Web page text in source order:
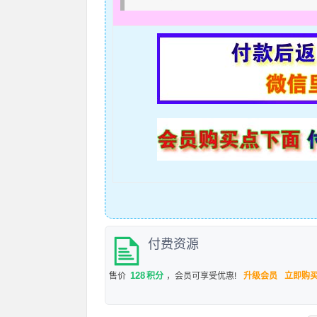
付费资源
售价 128积分 ，会员可享受优惠! 升级会员 立即购